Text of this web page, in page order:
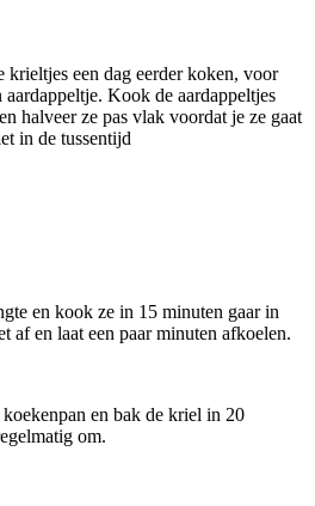
krieltjes een dag eerder koken, voor
Kook de aardappeltjes
halveer ze pas vlak voordat je ze gaat
in de tussentijd
en kook ze in 15 minuten gaar in
af en laat een paar minuten afkoelen.
en bak de kriel in 20
om.